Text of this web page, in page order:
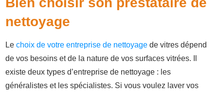
nettoyage
Le choix de votre entreprise de nettoyage de vitres dépend
de vos besoins et de la nature de vos surfaces vitrées. Il
existe deux types d’entreprise de nettoyage : les
généralistes et les spécialistes. Si vous voulez laver vos